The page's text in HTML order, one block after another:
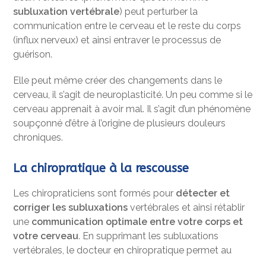
subluxation vertébrale) peut perturber la
communication entre le cerveau et le reste du corps
(influx nerveux) et ainsi entraver le processus de
guérison.
Elle peut même créer des changements dans le
cerveau, il s’agit de neuroplasticité. Un peu comme si le
cerveau apprenait à avoir mal. Il s’agit d’un phénomène
soupçonné d’être à l’origine de plusieurs douleurs
chroniques.
La chiropratique à la rescousse
Les chiropraticiens sont formés pour détecter et
corriger les subluxations vertébrales et ainsi rétablir
une communication optimale entre votre corps et
votre cerveau. En supprimant les subluxations
vertébrales, le docteur en chiropratique permet au